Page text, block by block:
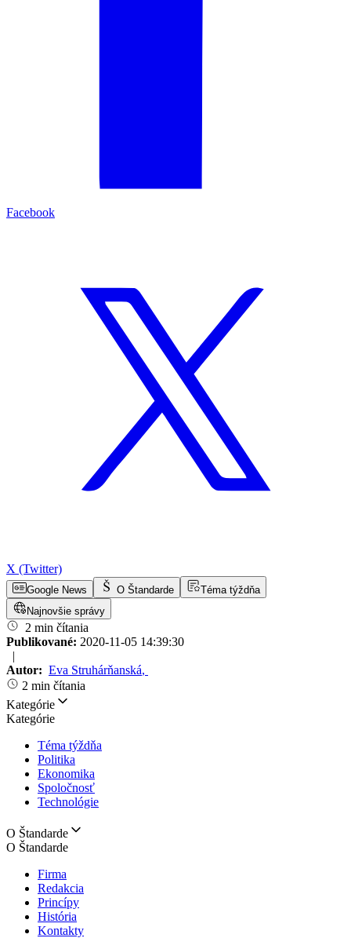
Facebook
X (Twitter)
Google News O Štandarde
Téma týždňa
Najnovšie správy
2 min čítania
Publikované: 2020-11-05 14:39:30
|
Autor: Eva Struhárňanská,
2 min čítania
Kategórie
Kategórie
Téma týždňa
Politika
Ekonomika
Spoločnosť
Technológie
O Štandarde
O Štandarde
Firma
Redakcia
Princípy
História
Kontakty